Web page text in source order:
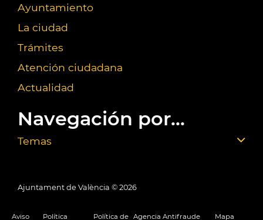
Ayuntamiento
La ciudad
Trámites
Atención ciudadana
Actualidad
Navegación por...
Temas
Ajuntament de València © 2026
Aviso Política Política de Agencia Antifraude Mapa